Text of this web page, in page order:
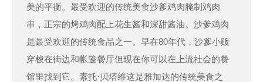
美的平衡。最受欢迎的传统美食沙爹鸡肉腌制鸡肉
串，正宗的烤鸡肉配上花生酱和深甜酱油。沙爹鸡肉
是最受欢迎的传统食品之一。早在80年代，沙爹小贩
穿梭在街边和帐篷餐厅但现在你可以在上流社会的餐
馆里找到它。素托·贝塔维这是雅加达的传统美食之